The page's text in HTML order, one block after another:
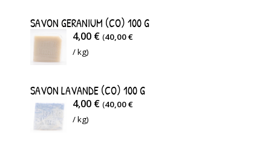
SAVON GERANIUM (CO) 100 G
4,00 € (40,00 €
/ kg)
SAVON LAVANDE (CO) 100 G
4,00 € (40,00 €
/ kg)